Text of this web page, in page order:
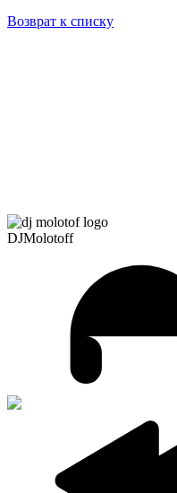
Возврат к списку
DJMolotoff